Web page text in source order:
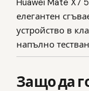
Huawei Mate X7
елегантен
устройство в
напълно
Защо да